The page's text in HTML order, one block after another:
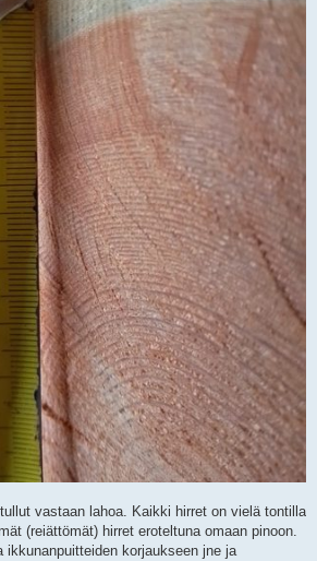
vastaan lahoa. Kaikki hirret on vielä tontilla
(reiättömät) hirret eroteltuna omaan pinoon.
ikkunanpuitteiden korjaukseen jne ja